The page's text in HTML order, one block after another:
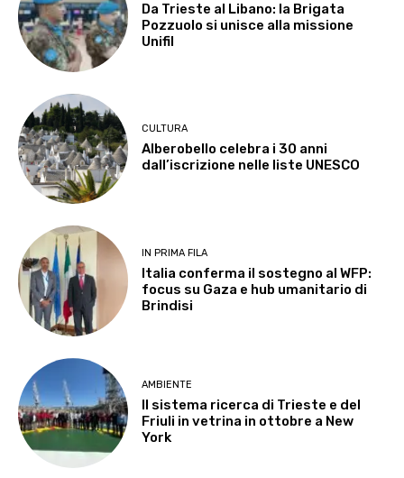
Da Trieste al Libano: la Brigata
Pozzuolo si unisce alla missione
Unifil
CULTURA
Alberobello celebra i 30 anni
dall’iscrizione nelle liste UNESCO
IN PRIMA FILA
Italia conferma il sostegno al WFP:
focus su Gaza e hub umanitario di
Brindisi
AMBIENTE
Il sistema ricerca di Trieste e del
Friuli in vetrina in ottobre a New
York